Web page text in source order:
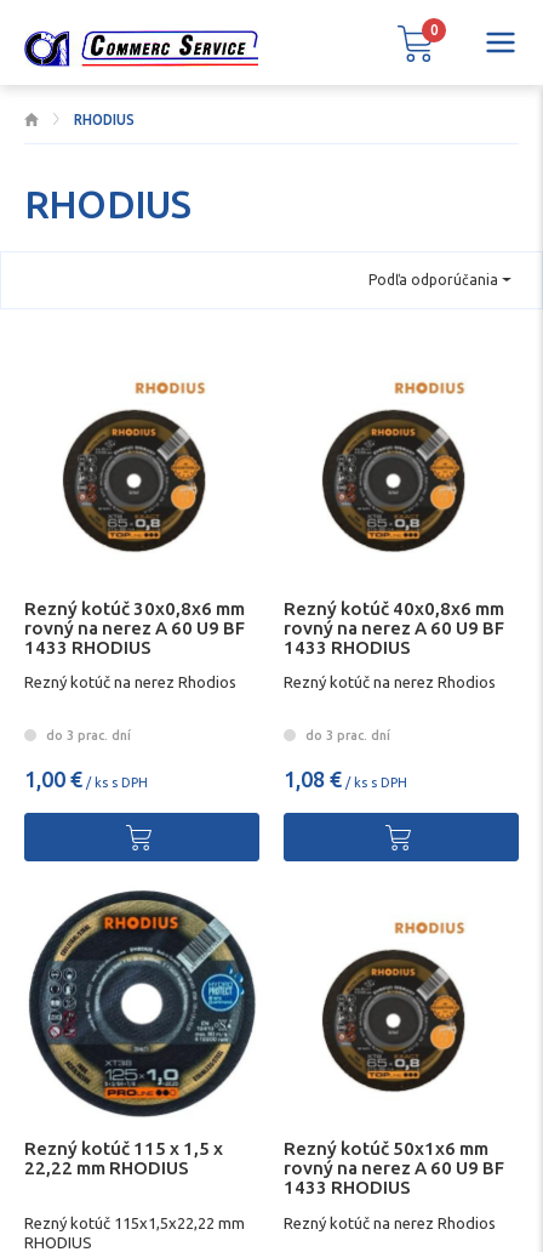
RHODIUS
RHODIUS
Podľa odporúčania
Rezný kotúč 30x0,8x6 mm
rovný na nerez A 60 U9 BF
1433 RHODIUS
Rezný kotúč na nerez Rhodios
do 3 prac. dní
1,00 € / ks s DPH
Rezný kotúč 40x0,8x6 mm
rovný na nerez A 60 U9 BF
1433 RHODIUS
Rezný kotúč na nerez Rhodios
do 3 prac. dní
1,08 € / ks s DPH
Rezný kotúč 115 x 1,5 x
22,22 mm RHODIUS
Rezný kotúč 115x1,5x22,22 mm
RHODIUS
Rezný kotúč 50x1x6 mm
rovný na nerez A 60 U9 BF
1433 RHODIUS
Rezný kotúč na nerez Rhodios
0